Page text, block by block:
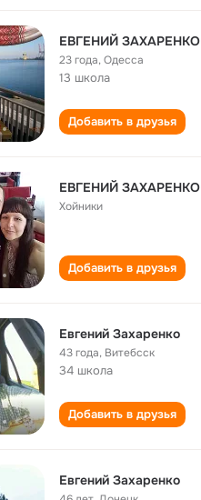
ЕВГЕНИЙ ЗАХАРЕНКО
23 года,Одесса
13 школа
Добавить в друзья
ЕВГЕНИЙ ЗАХАРЕНКО
Хойники
Добавить в друзья
Евгений Захаренко
43 года, Витебсск
34 школа
Добавить в друзья
Евгений Захаренко